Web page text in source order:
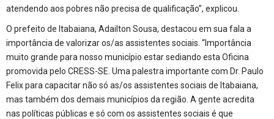
atendendo aos pobres não precisa de qualificação”, explicou.
O prefeito de Itabaiana, Adailton Sousa, destacou em sua fala a
importância de valorizar os/as assistentes sociais. “Importância
muito grande para nosso município estar sediando esta Oficina
promovida pelo CRESS-SE. Uma palestra importante com Dr. Paulo
Felix para capacitar não só as/os assistentes sociais de Itabaiana,
mas também dos demais municípios da região. A gente acredita
nas políticas públicas e só com os assistentes sociais é que